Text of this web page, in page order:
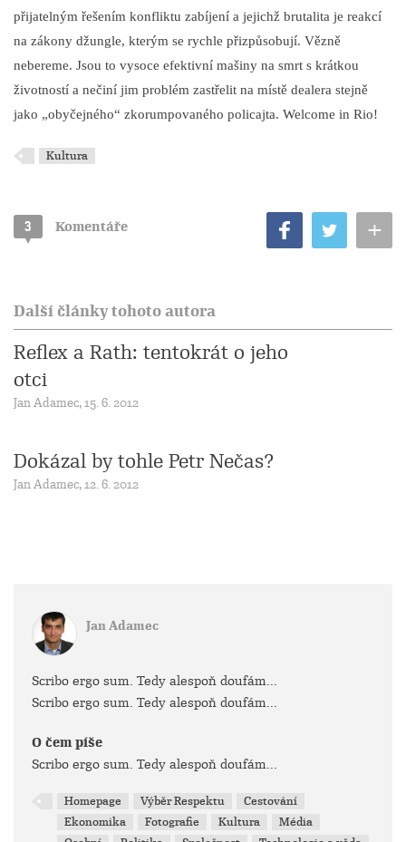
přijatelným řešením konfliktu zabíjení a jejichž brutalita je reakcí
na zákony džungle, kterým se rychle přizpůsobují. Vězně
nebereme. Jsou to vysoce efektivní mašiny na smrt s krátkou
životností a nečiní jim problém zastřelit na místě dealera stejně
jako „obyčejného“ zkorumpovaného policajta. Welcome in Rio!
Kultura
3 Komentáře +
Další články tohoto autora
Reflex a Rath: tentokrát o jeho
otci
Jan Adamec, 15. 6. 2012
Dokázal by tohle Petr Nečas?
Jan Adamec, 12. 6. 2012
Jan Adamec
Scribo ergo sum. Tedy alespoň doufám...
Scribo ergo sum. Tedy alespoň doufám...
O čem píše
Scribo ergo sum. Tedy alespoň doufám...
Homepage Výběr Respektu
Cestování
Ekonomika
Fotografie Kultura
Média